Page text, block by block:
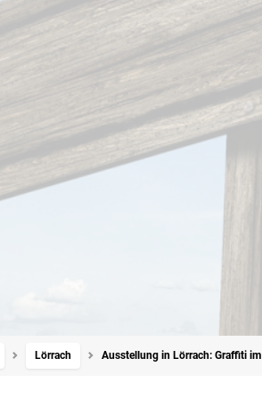
Lörrach Ausstellung in Lörrach: Graffiti